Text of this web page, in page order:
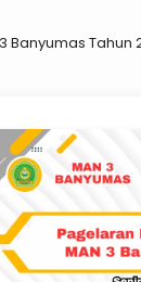
Banyumas Tahun